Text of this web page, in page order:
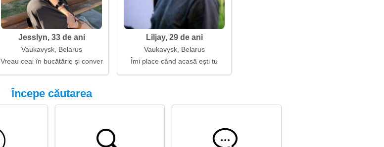
Jesslyn, 33 de ani
Vaukavysk, Belarus
Vreau ceai în bucătărie și conversații până noaptea
Liljay, 29 de ani
Vaukavysk, Belarus
Îmi place când acasă ești tu
Începe căutarea